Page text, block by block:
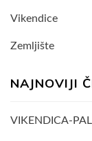
Vikendice
Zemljište
NAJNOVIJI
VIKENDICA-